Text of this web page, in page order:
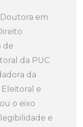
em
de
da PUC
da
e
o eixo
e